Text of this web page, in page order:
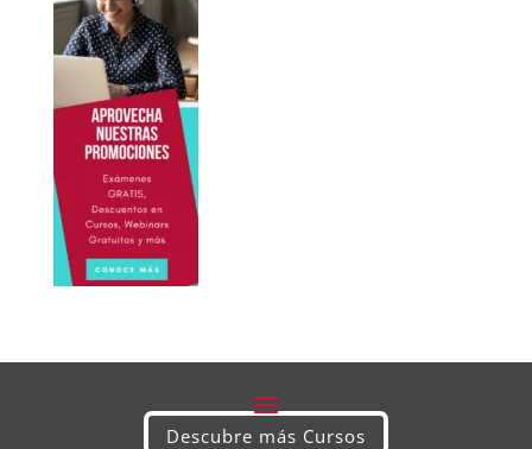
Descubre más Cursos